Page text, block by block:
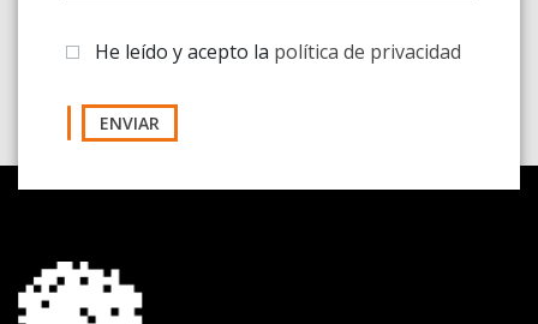
He leído y acepto la política de privacidad
ENVIAR